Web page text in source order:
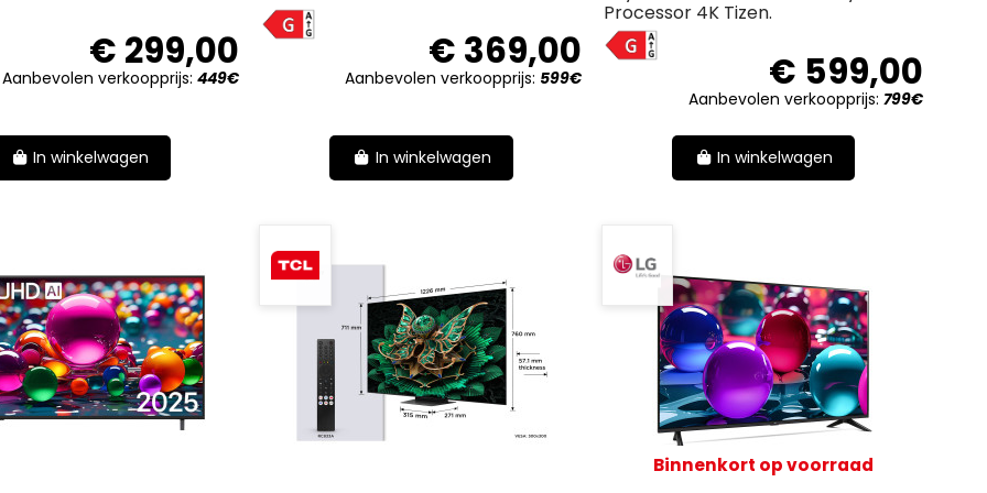
€ 299,00
Aanbevolen verkoopprijs:449€
In winkelwagen
G
€ 369,00
Aanbevolen verkoopprijs: 599€
In winkelwagen
Processor 4K Tizen.
G
€ 599,00
Aanbevolen verkoopprijs:799€
In winkelwagen
Binnenkort op voorraad